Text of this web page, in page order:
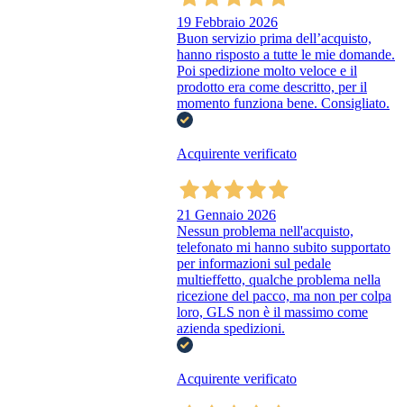
19 Febbraio 2026
Buon servizio prima dell’acquisto,
hanno risposto a tutte le mie domande.
Poi spedizione molto veloce e il
prodotto era come descritto, per il
momento funziona bene. Consigliato.
Acquirente verificato
21 Gennaio 2026
Nessun problema nell'acquisto,
telefonato mi hanno subito supportato
per informazioni sul pedale
multieffetto, qualche problema nella
ricezione del pacco, ma non per colpa
loro, GLS non è il massimo come
azienda spedizioni.
Acquirente verificato